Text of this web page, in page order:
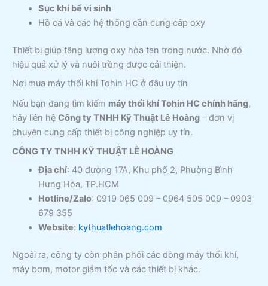
Sục khí bể vi sinh
Hồ cá và các hệ thống cần cung cấp oxy
Thiết bị giúp tăng lượng oxy hòa tan trong nước. Nhờ đó
hiệu quả xử lý và nuôi trồng được cải thiện.
Nơi mua máy thổi khí Tohin HC ở đâu uy tín
Nếu bạn đang tìm kiếm máy thổi khí Tohin HC chính hãng,
hãy liên hệ Công ty TNHH Kỹ Thuật Lê Hoàng – đơn vị
chuyên cung cấp thiết bị công nghiệp uy tín.
CÔNG TY TNHH KỸ THUẬT LÊ HOÀNG
Địa chỉ: 40 đường 17A, Khu phố 2, Phường Bình
Hưng Hòa, TP.HCM
Hotline/Zalo: 0919 065 009 – 0964 505 009 – 0903
679 355
Website: kythuatlehoang.com
Ngoài ra, công ty còn phân phối các dòng máy thổi khí,
máy bơm, motor giảm tốc và các thiết bị khác.